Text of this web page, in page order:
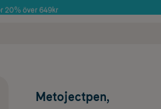
20% över 649kr
Metojectpen,